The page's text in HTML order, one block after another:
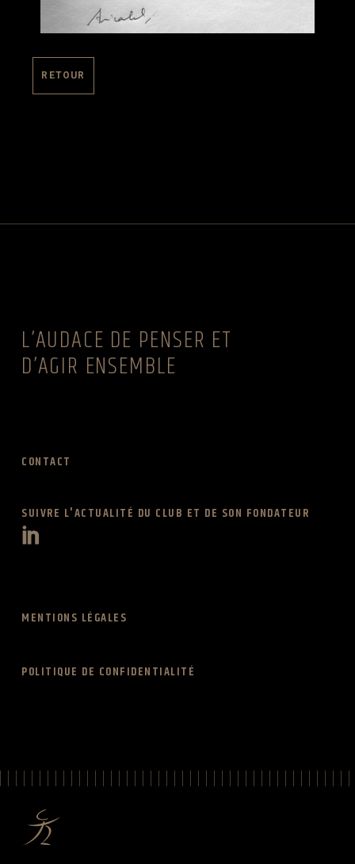
RETOUR
L’AUDACE DE PENSER ET
D’AGIR ENSEMBLE
CONTACT
SUIVRE L'ACTUALITÉ DU CLUB ET DE SON FONDATEUR
MENTIONS LÉGALES
POLITIQUE DE CONFIDENTIALITÉ